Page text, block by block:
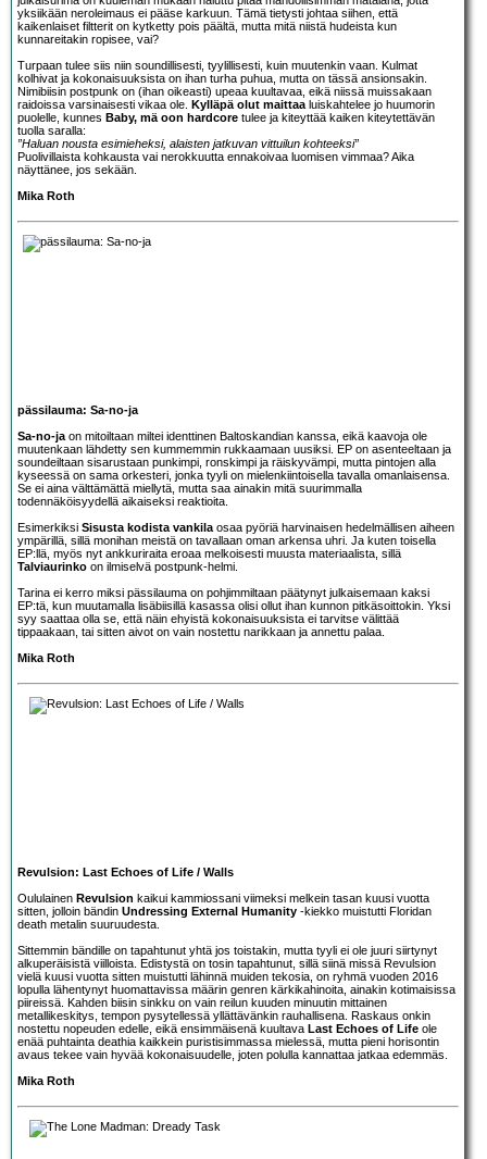
yksiikään neroleimaus ei pääse karkuun. Tämä tietysti johtaa siihen, että
kaikenlaiset filtterit on kytketty pois päältä, mutta mitä niistä hudeista kun
kunnareitakin ropisee, vai?
Turpaan tulee siis niin soundillisesti, tyylillisesti, kuin muutenkin vaan. Kulmat
kolhivat ja kokonaisuuksista on ihan turha puhua, mutta on tässä ansionsakin.
Nimibiisin postpunk on (ihan oikeasti) upeaa kuultavaa, eikä niissä muissakaan
raidoissa varsinaisesti vikaa ole. Kylläpä olut maittaa luiskahtelee jo huumorin
puolelle, kunnes Baby, mä oon hardcore tulee ja kiteyttää kaiken kiteytettävän
tuolla saralla:
”Haluan nousta esimieheksi, alaisten jatkuvan vittuilun kohteeksi”
Puolivillaista kohkausta vai nerokkuutta ennakoivaa luomisen vimmaa? Aika
näyttänee, jos sekään.
Mika Roth
pässilauma: Sa-no-ja
Sa-no-ja on mitoiltaan miltei identtinen Baltoskandian kanssa, eikä kaavoja ole
muutenkaan lähdetty sen kummemmin rukkaamaan uusiksi. EP on asenteeltaan ja
soundeiltaan sisarustaan punkimpi, ronskimpi ja räiskyvämpi, mutta pintojen alla
kyseessä on sama orkesteri, jonka tyyli on mielenkiintoisella tavalla omanlaisensa.
Se ei aina välttämättä miellytä, mutta saa ainakin mitä suurimmalla
todennäköisyydellä aikaiseksi reaktioita.
Esimerkiksi Sisusta kodista vankila osaa pyöriä harvinaisen hedelmällisen aiheen
ympärillä, sillä monihan meistä on tavallaan oman arkensa uhri. Ja kuten toisella
EP:llä, myös nyt ankkuriraita eroaa melkoisesti muusta materiaalista, sillä
Talviaurinko on ilmiselvä postpunk-helmi.
Tarina ei kerro miksi pässilauma on pohjimmiltaan päätynyt julkaisemaan kaksi
EP:tä, kun muutamalla lisäbiisillä kasassa olisi ollut ihan kunnon pitkäsoittokin. Yksi
syy saattaa olla se, että näin ehyistä kokonaisuuksista ei tarvitse välittää
tippaakaan, tai sitten aivot on vain nostettu narikkaan ja annettu palaa.
Mika Roth
Revulsion: Last Echoes of Life / Walls
Oululainen Revulsion kaikui kammiossani viimeksi melkein tasan kuusi vuotta
sitten, jolloin bändin Undressing External Humanity -kiekko muistutti Floridan
death metalin suuruudesta.
Sittemmin bändille on tapahtunut yhtä jos toistakin, mutta tyyli ei ole juuri siirtynyt
alkuperäisistä viilloista. Edistystä on tosin tapahtunut, sillä siinä missä Revulsion
vielä kuusi vuotta sitten muistutti lähinnä muiden tekosia, on ryhmä vuoden 2016
lopulla lähentynyt huomattavissa määrin genren kärkikahinoita, ainakin kotimaisissa
piireissä. Kahden biisin sinkku on vain reilun kuuden minuutin mittainen
metallikeskitys, tempon pysytellessä yllättävänkin rauhallisena. Raskaus onkin
nostettu nopeuden edelle, eikä ensimmäisenä kuultava Last Echoes of Life ole
enää puhtainta deathia kaikkein puristisimmassa mielessä, mutta pieni horisontin
avaus tekee vain hyvää kokonaisuudelle, joten polulla kannattaa jatkaa edemmäs.
Mika Roth